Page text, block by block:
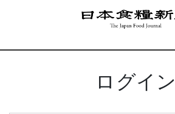
ログイン